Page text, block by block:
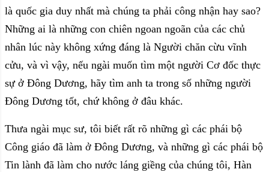
là quốc gia duy nhất mà chúng ta phải công nhận hay sao?
Những ai là những con chiên ngoan ngoãn của các chủ
nhân lúc này không xứng đáng là Người chăn cừu vĩnh
cửu, và vì vậy, nếu ngài muốn tìm một người Cơ đốc thực
sự ở Đông Dương, hãy tìm anh ta trong số những người
Đông Dương tốt, chứ không ở đâu khác.
Thưa ngài mục sư, tôi biết rất rõ những gì các phái bộ
Công giáo đã làm ở Đông Dương, và những gì các phái bộ
Tin lành đã làm cho nước láng giềng của chúng tôi, Hàn